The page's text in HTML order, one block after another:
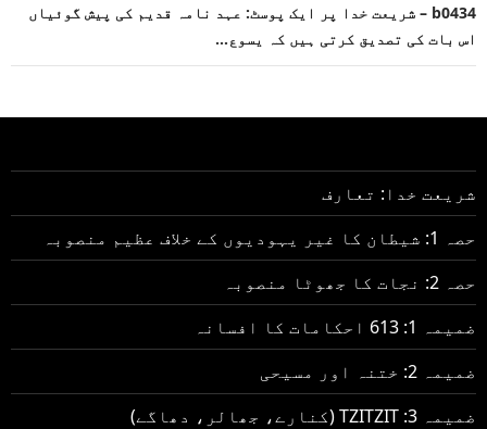
b0434 – شریعت خدا پر ایک پوسٹ: عہد نامہ قدیم کی پیش گوئیاں
اس بات کی تصدیق کرتی ہیں کہ یسوع…
شریعت خدا: تعارف
حصہ 1: شیطان کا غیر یہودیوں کے خلاف عظیم منصوبہ
حصہ 2: نجات کا جھوٹا منصوبہ
ضمیمہ 1: 613 احکامات کا افسانہ
ضمیمہ 2: ختنہ اور مسیحی
ضمیمہ 3: TZITZIT (کنارے، جھالر، دھاگے)